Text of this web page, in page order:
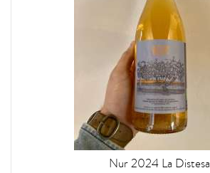
Nur 2024 La Distesa